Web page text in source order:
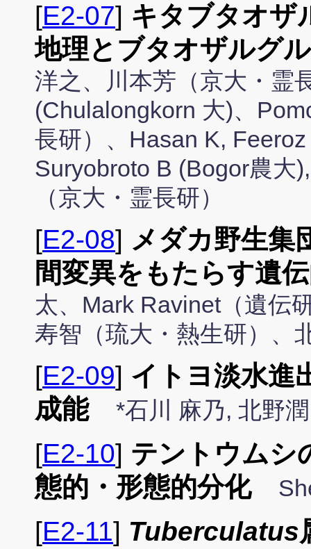
[E2-07] キタブタオザ
地理とブタオザルグ
洋之、川本芳（京大・霊
(Chulalongkorn 大)、
長研）、Hasan K,
Suryobroto B (Bogor農大
（京大・霊長研）
[E2-08] メダカ野生集
間変異をもたらす遺
太、Mark Ravinet（遺伝
寿智（琉大・熱生研）、
[E2-09] イトヨ淡水進
成能
*石川 麻乃, 北野
[E2-10] テントウムシ
態的・形態的分化
[E2-11] Tuberculatus